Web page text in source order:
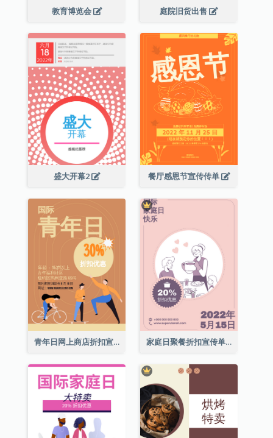
教育博览会 庭院旧货出售
盛大开幕2 餐厅感恩节宣传传单
青年日网上商店折扣宣传单张 家庭日聚餐折扣宣传单张